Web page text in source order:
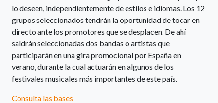
lo deseen, independientemente de estilos e idiomas. Los 12
grupos seleccionados tendrán la oportunidad de tocar en
directo ante los promotores que se desplacen. De ahí
saldrán seleccionadas dos bandas o artistas que
participarán en una gira promocional por España en
verano, durante la cual actuarán en algunos de los
festivales musicales más importantes de este país.
Consulta las bases